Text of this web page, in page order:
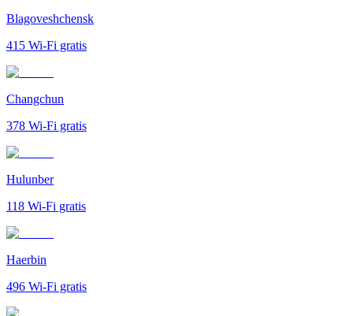
Blagoveshchensk
415 Wi-Fi gratis
Changchun
378 Wi-Fi gratis
Hulunber
118 Wi-Fi gratis
Haerbin
496 Wi-Fi gratis